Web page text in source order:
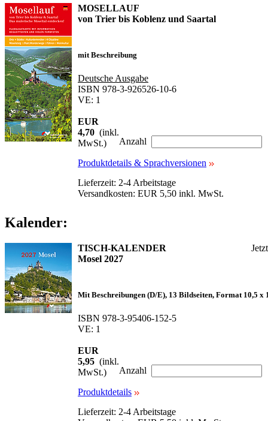
MOSELLAUF
von Trier bis Koblenz und Saartal
mit Beschreibung
Deutsche Ausgabe
ISBN 978-3-926526-10-6
VE: 1
EUR
4,70 (inkl.
MwSt.)
Anzahl
Produktdetails & Sprachversionen
Lieferzeit: 2-4 Arbeitstage
Versandkosten: EUR 5,50 inkl. MwSt.
Kalender:
TISCH-KALENDER
Mosel 2027
Mit Beschreibungen (D/E), 13 Bildseiten, Format 10,5 x
ISBN 978-3-95406-152-5
VE: 1
EUR
5,95 (inkl.
MwSt.)
Anzahl
Produktdetails
Lieferzeit: 2-4 Arbeitstage